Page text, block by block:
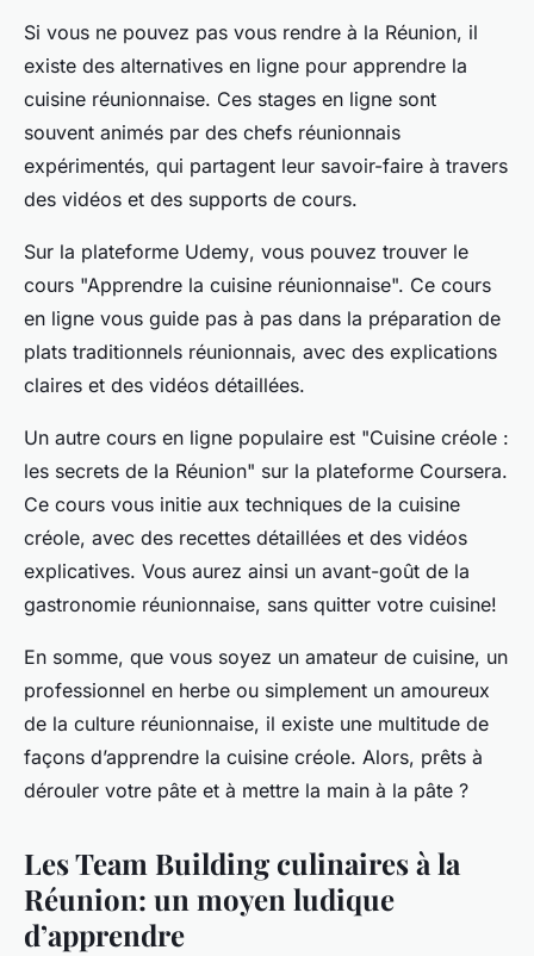
Si vous ne pouvez pas vous rendre à la Réunion, il
existe des alternatives en ligne pour apprendre la
cuisine réunionnaise. Ces stages en ligne sont
souvent animés par des chefs réunionnais
expérimentés, qui partagent leur savoir-faire à travers
des vidéos et des supports de cours.
Sur la plateforme Udemy, vous pouvez trouver le
cours "Apprendre la cuisine réunionnaise". Ce cours
en ligne vous guide pas à pas dans la préparation de
plats traditionnels réunionnais, avec des explications
claires et des vidéos détaillées.
Un autre cours en ligne populaire est "Cuisine créole :
les secrets de la Réunion" sur la plateforme Coursera.
Ce cours vous initie aux techniques de la cuisine
créole, avec des recettes détaillées et des vidéos
explicatives. Vous aurez ainsi un avant-goût de la
gastronomie réunionnaise, sans quitter votre cuisine!
En somme, que vous soyez un amateur de cuisine, un
professionnel en herbe ou simplement un amoureux
de la culture réunionnaise, il existe une multitude de
façons d’apprendre la cuisine créole. Alors, prêts à
dérouler votre pâte et à mettre la main à la pâte ?
Les Team Building culinaires à la
Réunion: un moyen ludique
d’apprendre